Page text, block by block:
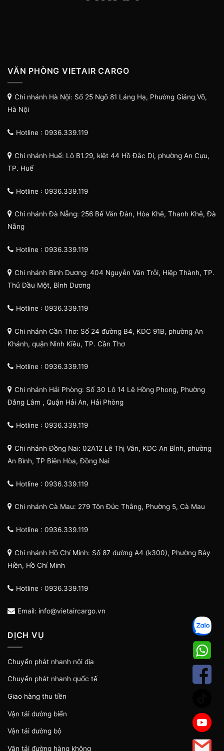
VĂN PHÒNG VIETAIR CARGO
Chi nhánh Hà Nội: Số 25 Ngõ 81 Láng Hạ, Phường Giảng Võ,
Hà Nội
Hotline : 0936.339.119
Chi nhánh Huế: Lô B1.29, kiệt 44 Hồ Đắc Di, phường An Cựu,
TP. Huế
Hotline : 0936.339.119
Chi nhánh Đà Nẵng: 256 Bế Văn Đàn, Hòa Khê, Thanh Khê, Đà
Nẵng
Hotline : 0936.339.119
Chi nhánh Bình Dương: 404 Nguyễn Văn Trỗi, Hiệp Thành, TP.
Thủ Dầu Một, Bình Dương
Hotline : 0936.339.119
Chi nhánh Cần Thơ: Số 24 đường B4, KDC 91B, phường An
Khánh, quận Ninh Kiều, TP. Cần Thơ
Hotline : 0936.339.119
Chi nhánh Hải Phòng: Số 30 Lô 14 Lê Hồng Phong, Phường
Đằng Lâm , Quận Hải An, Hải Phòng
Hotline : 0936.339.119
Chi nhánh Đồng Nai: 02A12 Lê Thị Vân, KDC An Bình, phường
An Bình, TP Biên Hòa, Đồng Nai
Hotline : 0936.339.119
Chi nhánh Cà Mau: 279 Tôn Đức Thắng, Phường 5, Cà Mau
Hotline : 0936.339.119
Chi nhánh Hồ Chí Minh: Số 87 đường A4 (k300), Phường Bảy
Hiền, Hồ Chí Minh
Hotline : 0936.339.119
Email: info@vietaircargo.vn
DỊCH VỤ
Chuyển phát nhanh nội địa
Chuyển phát nhanh quốc tế
Giao hàng thu tiền
Vận tải đường biển
Vận tải đường bộ
Vận tải đường hàng không